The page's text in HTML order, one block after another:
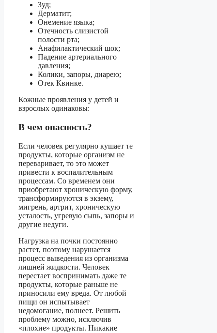
Зуд;
Дерматит;
Онемение языка;
Отечность слизистой
полости рта;
Анафилактический шок;
Падение артериального
давления;
Колики, запоры, диарею;
Отек Квинке.
Кожные проявления у детей и
взрослых одинаковы:
В чем опасность?
Если человек регулярно кушает те
продукты, которые организм не
переваривает, то это может
привести к воспалительным
процессам. Со временем они
приобретают хроническую форму,
трансформируются в экзему,
мигрень, артрит, хроническую
усталость, угревую сыпь, запоры и
другие недуги.
Нагрузка на почки постоянно
растет, поэтому нарушается
процесс выведения из организма
лишней жидкости. Человек
перестает воспринимать даже те
продукты, которые раньше не
приносили ему вреда. От любой
пищи он испытывает
недомогание, полнеет. Решить
проблему можно, исключив
«плохие» продукты. Никакие